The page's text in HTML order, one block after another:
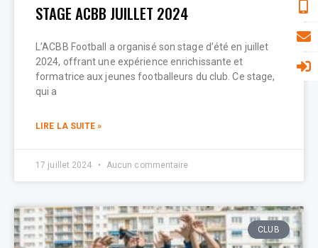
STAGE ACBB JUILLET 2024
L’ACBB Football a organisé son stage d’été en juillet
2024, offrant une expérience enrichissante et
formatrice aux jeunes footballeurs du club. Ce stage,
qui a
LIRE LA SUITE »
17 juillet 2024 Aucun commentaire
CLUB